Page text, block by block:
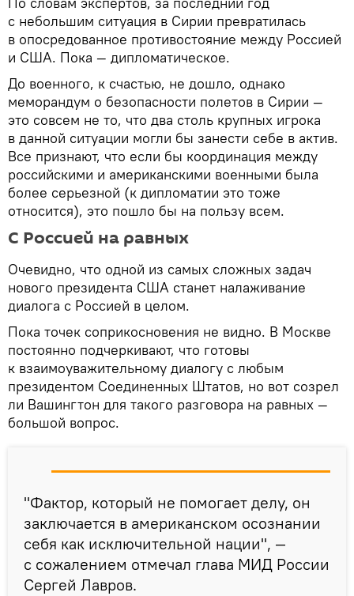
с небольшим ситуация в Сирии превратилась
в опосредованное противостояние между Россией
и США. Пока — дипломатическое.
До военного, к счастью, не дошло, однако
меморандум о безопасности полетов в Сирии —
это совсем не то, что два столь крупных игрока
в данной ситуации могли бы занести себе в актив.
Все признают, что если бы координация между
российскими и американскими военными была
более серьезной (к дипломатии это тоже
относится), это пошло бы на пользу всем.
С Россией на равных
Очевидно, что одной из самых сложных задач
нового президента США станет налаживание
диалога с Россией в целом.
Пока точек соприкосновения не видно. В Москве
постоянно подчеркивают, что готовы
к взаимоуважительному диалогу с любым
президентом Соединенных Штатов, но вот созрел
ли Вашингтон для такого разговора на равных —
большой вопрос.
"Фактор, который не помогает делу, он
заключается в американском осознании
себя как исключительной нации", —
с сожалением отмечал глава МИД России
Сергей Лавров.